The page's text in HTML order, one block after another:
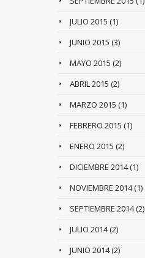
JULIO 2015 (1)
JUNIO 2015 (3)
MAYO 2015 (2)
ABRIL 2015 (2)
MARZO 2015 (1)
FEBRERO 2015 (1)
ENERO 2015 (2)
DICIEMBRE 2014(1)
NOVIEMBRE 2014(1)
SEPTIEMBRE 2014(2)
JULIO 2014(2)
JUNIO 2014(2)